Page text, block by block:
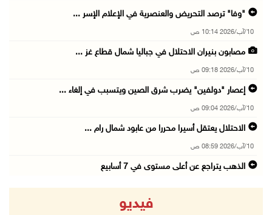
"وفا" ترصد التحريض والعنصرية في الإعلام الإسر ...
10/آب/2026 10:14 ص
مصابون بنيران الاحتلال في جباليا شمال قطاع غز ...
10/آب/2026 09:18 ص
إعصار "دولفين" يضرب شرق الصين ويتسبب في إلغاء ...
10/آب/2026 09:04 ص
الاحتلال يعتقل أسيرا محررا من عابود شمال رام ...
10/آب/2026 08:59 ص
الذهب يتراجع عن أعلى مستوى في 7 أسابيع
أبرز عناوين الصحف الفلسطينيةفيديو